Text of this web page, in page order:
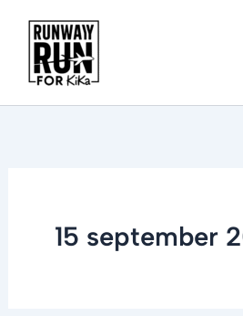
inhoud
15 september